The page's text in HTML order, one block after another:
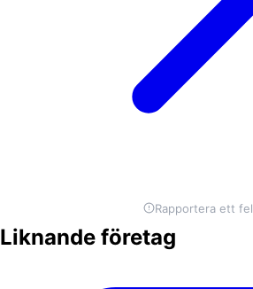
Rapportera ett fel
Liknande företag